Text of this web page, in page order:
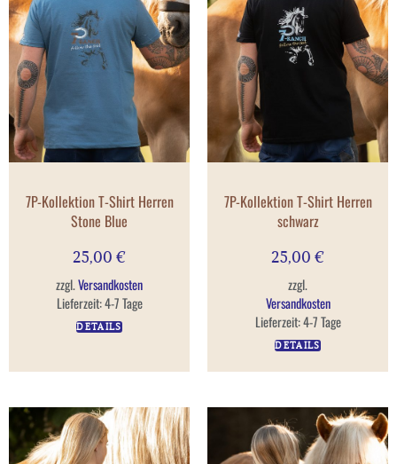
7P-Kollektion T-Shirt Herren
Stone Blue
25,00 €
zzgl.Versandkosten
Lieferzeit:4-7 Tage
DETAILS
7P-Kollektion T-Shirt Herren
schwarz
25,00 €
zzgl.
Versandkosten
Lieferzeit:4-7 Tage
DETAILS